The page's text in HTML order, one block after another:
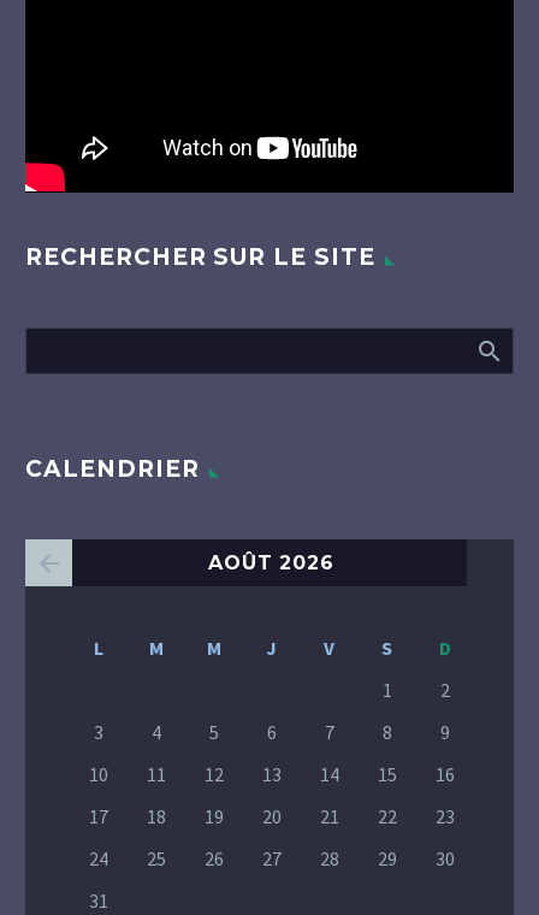
RECHERCHER SUR LE SITE
CALENDRIER
AOÛT 2026
L M M J V S
D
1
2
3
4 5 6 7 8
9
10
11 12 13 14 15
16
17
18 19 20 21 22
23
24
25 26 27 28 29
30
31